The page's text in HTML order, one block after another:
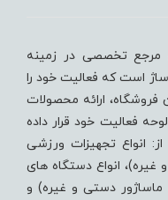
مرجع تخصصی در زمینه
است که فعالیت خود را
1389 آغاز کرد. این فروشگاه، ارائه محصولات
فعالیت خود قرار داده
انواع تجهیزات ورزشی
انواع دستگاه های
ماساژور دستی و غیره) و